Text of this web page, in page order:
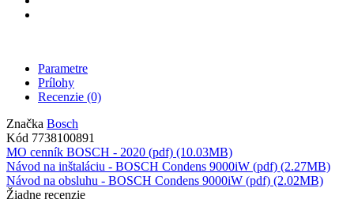
Parametre
Prílohy
Recenzie (0)
Značka Bosch
Kód 7738100891
MO cenník BOSCH - 2020 (pdf) (10.03MB)
Návod na inštaláciu - BOSCH Condens 9000iW (pdf) (2.27MB)
Návod na obsluhu - BOSCH Condens 9000iW (pdf) (2.02MB)
Žiadne recenzie